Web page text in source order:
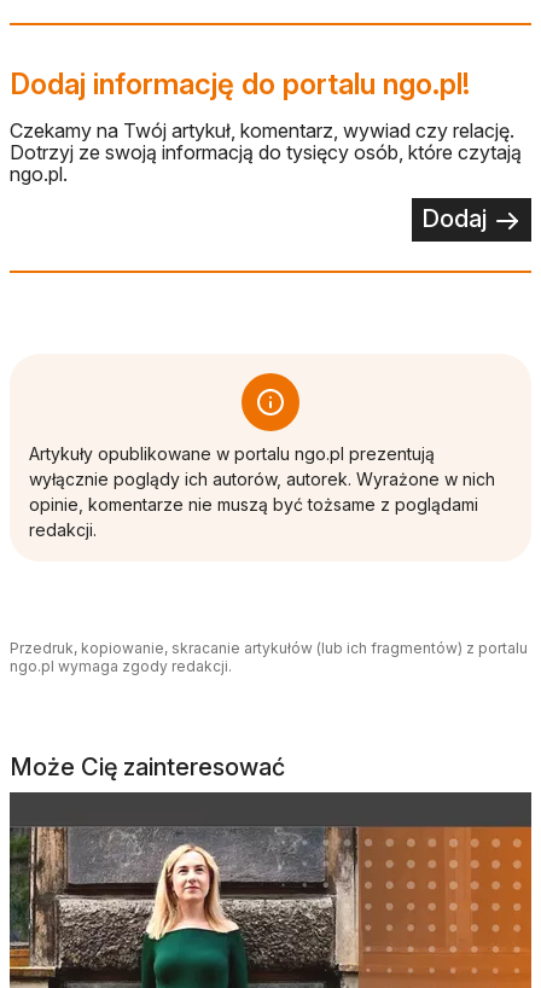
Dodaj informację do portalu ngo.pl!
Czekamy na Twój artykuł, komentarz, wywiad czy relację.
Dotrzyj ze swoją informacją do tysięcy osób, które czytają
ngo.pl.
Dodaj
Artykuły opublikowane w portalu ngo.pl prezentują
wyłącznie poglądy ich autorów, autorek. Wyrażone w nich
opinie, komentarze nie muszą być tożsame z poglądami
redakcji.
Przedruk, kopiowanie, skracanie artykułów (lub ich fragmentów) z portalu
ngo.pl wymaga zgody redakcji.
Może Cię zainteresować